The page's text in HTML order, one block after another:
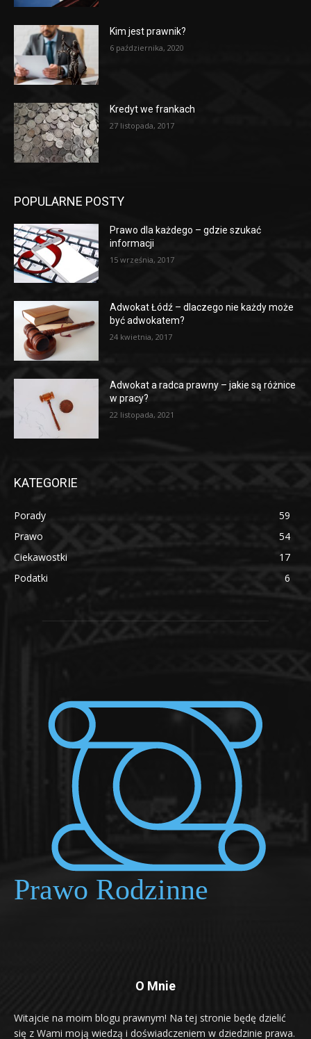
Kim jest prawnik?
6 października, 2020
Kredyt we frankach
27 listopada, 2017
POPULARNE POSTY
Prawo dla każdego – gdzie szukać
informacji
15 września, 2017
Adwokat Łódź – dlaczego nie każdy może
być adwokatem?
24 kwietnia, 2017
Adwokat a radca prawny – jakie są różnice
w pracy?
22 listopada, 2021
KATEGORIE
Porady
59
Prawo
54
Ciekawostki
17
Podatki
6
O Mnie
Witajcie na moim blogu prawnym! Na tej stronie będę dzielić
się z Wami moją wiedzą i doświadczeniem w dziedzinie prawa.